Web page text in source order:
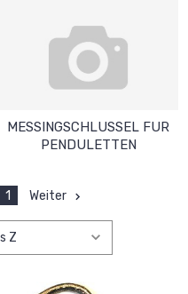
MESSINGSCHLUSSEL FUR
PENDULETTEN
1 Weiter